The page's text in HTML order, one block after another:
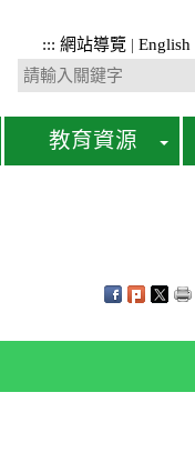
::: 網站導覽 | English
教育資源